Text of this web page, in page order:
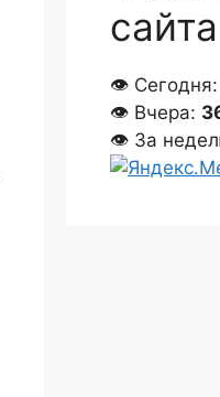
сайта
👁 Сегодня:
👁 Вчера:
👁 За